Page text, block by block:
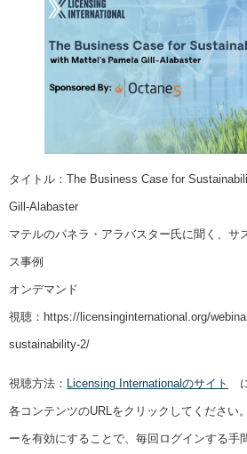
タイトル：The Business Case for
Gill-Alabaster
マテルのパネラ・アラバスター氏に聞く、サ
ス事例
オンデマンド
視聴：https://licensinginternational.org/
sustainability-2/
視聴方法： Licensing Internationalのサイト
各コンテンツのURLをクリックしてください
ーを有効にすることで、毎回ログインする手